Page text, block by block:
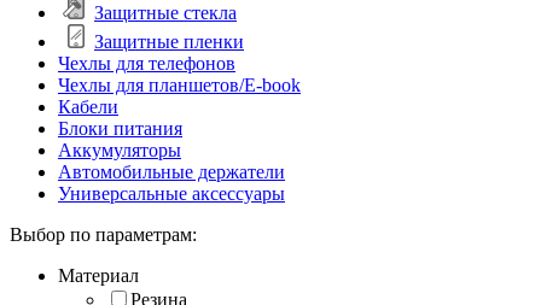
Защитные стекла
Защитные пленки
Чехлы для телефонов
Чехлы для планшетов/E-book
Кабели
Блоки питания
Аккумуляторы
Автомобильные держатели
Универсальные аксессуары
Выбор по параметрам:
Материал
Резина